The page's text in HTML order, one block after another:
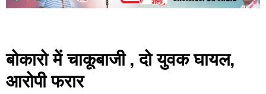
बोकारो में चाकूबाजी , दो युवक घायल,
आरोपी फरार